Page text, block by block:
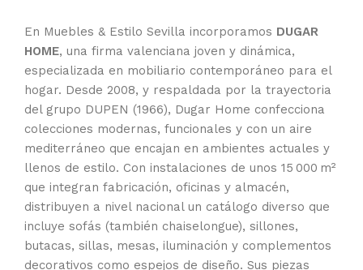
En Muebles & Estilo Sevilla incorporamos DUGAR
HOME, una firma valenciana joven y dinámica,
especializada en mobiliario contemporáneo para el
hogar. Desde 2008, y respaldada por la trayectoria
del grupo DUPEN (1966), Dugar Home confecciona
colecciones modernas, funcionales y con un aire
mediterráneo que encajan en ambientes actuales y
llenos de estilo. Con instalaciones de unos 15 000 m²
que integran fabricación, oficinas y almacén,
distribuyen a nivel nacional un catálogo diverso que
incluye sofás (también chaiselongue), sillones,
butacas, sillas, mesas, iluminación y complementos
decorativos como espejos de diseño. Sus piezas